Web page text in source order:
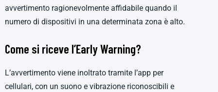
avvertimento ragionevolmente affidabile quando il
numero di dispositivi in una determinata zona è alto.
Come si riceve l’Early Warning?
L’avvertimento viene inoltrato tramite l’app per
cellulari, con un suono e vibrazione riconoscibili e